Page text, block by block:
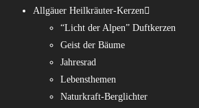
Allgäuer Heilkräuter-Kerzen
“Licht der Alpen” Duftkerzen
Geist der Bäume
Jahresrad
Lebensthemen
Naturkraft-Berglichter